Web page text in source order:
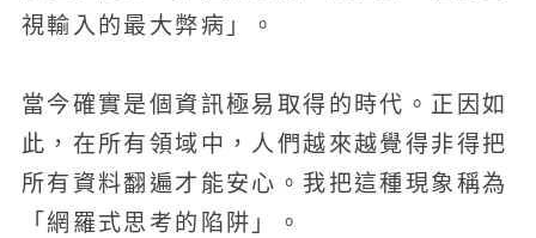
視輸入的最大弊病」。
當今確實是個資訊極易取得的時代。正因如
此，在所有領域中，人們越來越覺得非得把
所有資料翻遍才能安心。我把這種現象稱為
「網羅式思考的陷阱」。